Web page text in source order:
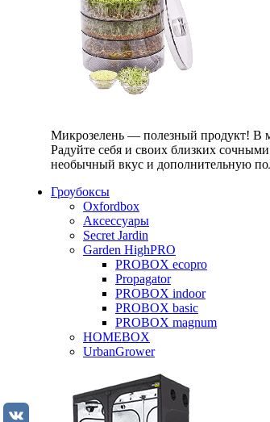
Микрозелень — полезный продукт! В
Радуйте себя и своих близких
необычный вкус и дополнительную
Гроубоксы
Oxfordbox
Аксессуары
Secret Jardin
Garden HighPRO
PROBOX ecopro
Propagator
PROBOX indoor
PROBOX basic
PROBOX magnum
HOMEBOX
UrbanGrower